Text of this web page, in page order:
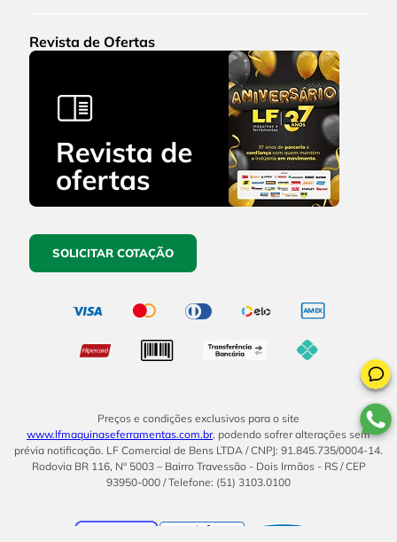
Revista de Ofertas
SOLICITAR COTAÇÃO
Preços e condições exclusivos para o site
www.lfmaquinaseferramentas.com.br, podendo sofrer alterações sem
prévia notificação. LF Comercial de Bens LTDA / CNPJ: 91.845.735/0004-14.
Rodovia BR 116, Nº 5003 – Bairro Travessão - Dois Irmãos - RS / CEP
93950-000 / Telefone: (51) 3103.0100